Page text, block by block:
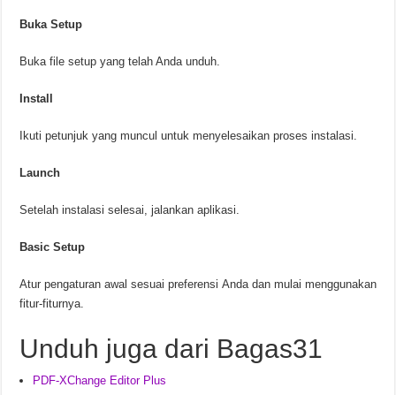
Buka Setup
Buka file setup yang telah Anda unduh.
Install
Ikuti petunjuk yang muncul untuk menyelesaikan proses instalasi.
Launch
Setelah instalasi selesai, jalankan aplikasi.
Basic Setup
Atur pengaturan awal sesuai preferensi Anda dan mulai menggunakan
fitur-fiturnya.
Unduh juga dari Bagas31
PDF-XChange Editor Plus